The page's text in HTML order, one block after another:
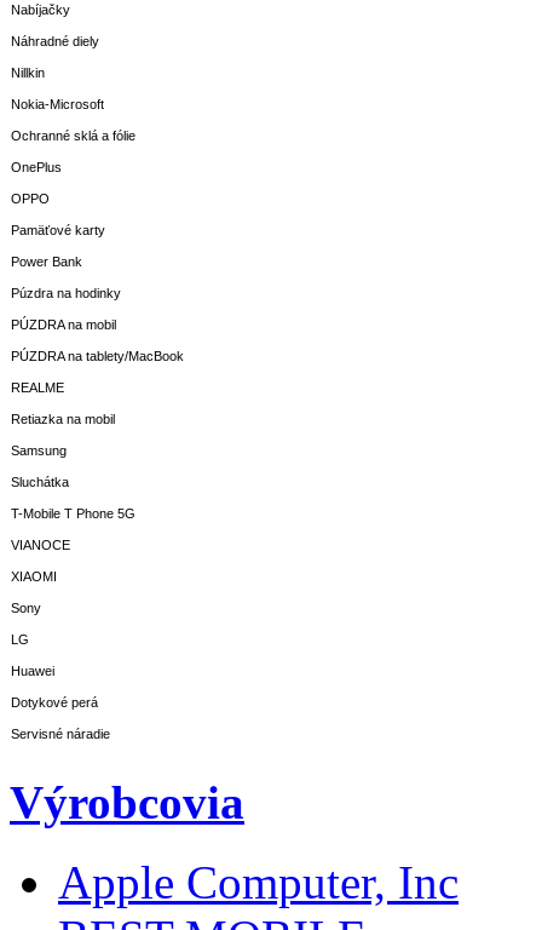
Nabíjačky
Náhradné diely
Nillkin
Nokia-Microsoft
Ochranné sklá a fólie
OnePlus
OPPO
Pamäťové karty
Power Bank
Púzdra na hodinky
PÚZDRA na mobil
PÚZDRA na tablety/MacBook
REALME
Retiazka na mobil
Samsung
Sluchátka
T-Mobile T Phone 5G
VIANOCE
XIAOMI
Sony
LG
Huawei
Dotykové perá
Servisné náradie
Výrobcovia
Apple Computer, Inc